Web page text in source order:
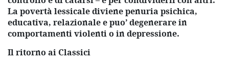
La povertà lessicale diviene penuria psichica,
educativa, relazionale e puo’ degenerare in
comportamenti violenti o in depressione.
Il ritorno ai Classici